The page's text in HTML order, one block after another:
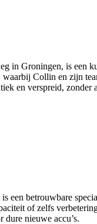
in Groningen, is een
Collin en zijn
en verspreid,
een betrouwbare
of zelfs
nieuwe accu’s.